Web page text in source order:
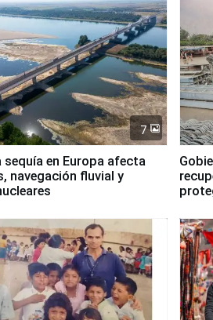
7
sequía en Europa afecta
navegación fluvial y